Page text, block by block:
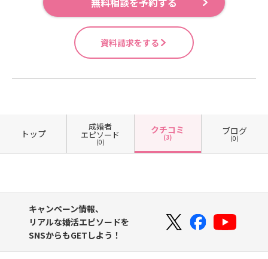
資料請求をする
トップ
成婚者
エピソード
(0)
クチコミ
(3)
ブログ
(0)
キャンペーン情報、
リアルな婚活エピソードを
SNSからもGETしよう！